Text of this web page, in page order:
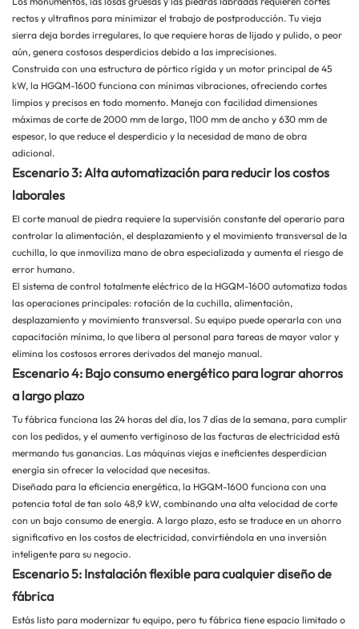
rectos y ultrafinos para minimizar el trabajo de postproducción. Tu vieja
sierra deja bordes irregulares, lo que requiere horas de lijado y pulido, o peor
aún, genera costosos desperdicios debido a las imprecisiones.
Construida con una estructura de pórtico rígida y un motor principal de 45
kW, la HGQM-1600 funciona con mínimas vibraciones, ofreciendo cortes
limpios y precisos en todo momento. Maneja con facilidad dimensiones
máximas de corte de 2000 mm de largo, 1100 mm de ancho y 630 mm de
espesor, lo que reduce el desperdicio y la necesidad de mano de obra
adicional.
Escenario 3: Alta automatización para reducir los costos
laborales
El corte manual de piedra requiere la supervisión constante del operario para
controlar la alimentación, el desplazamiento y el movimiento transversal de la
cuchilla, lo que inmoviliza mano de obra especializada y aumenta el riesgo de
error humano.
El sistema de control totalmente eléctrico de la HGQM-1600 automatiza todas
las operaciones principales: rotación de la cuchilla, alimentación,
desplazamiento y movimiento transversal. Su equipo puede operarla con una
capacitación mínima, lo que libera al personal para tareas de mayor valor y
elimina los costosos errores derivados del manejo manual.
Escenario 4: Bajo consumo energético para lograr ahorros
a largo plazo
Tu fábrica funciona las 24 horas del día, los 7 días de la semana, para cumplir
con los pedidos, y el aumento vertiginoso de las facturas de electricidad está
mermando tus ganancias. Las máquinas viejas e ineficientes desperdician
energía sin ofrecer la velocidad que necesitas.
Diseñada para la eficiencia energética, la HGQM-1600 funciona con una
potencia total de tan solo 48,9 kW, combinando una alta velocidad de corte
con un bajo consumo de energía. A largo plazo, esto se traduce en un ahorro
significativo en los costos de electricidad, convirtiéndola en una inversión
inteligente para su negocio.
Escenario 5: Instalación flexible para cualquier diseño de
fábrica
Estás listo para modernizar tu equipo, pero tu fábrica tiene espacio limitado o